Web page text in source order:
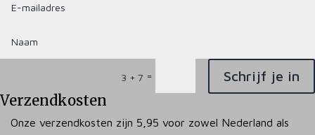
3 + 7 = Schrijf je in
Verzendkosten
Onze verzendkosten zijn 5,95 voor zowel Nederland als